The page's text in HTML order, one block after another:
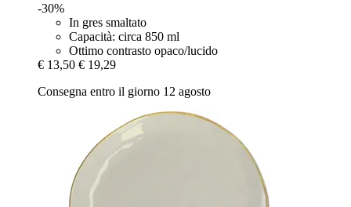
-30%
In gres smaltato
Capacità: circa 850 ml
Ottimo contrasto opaco/lucido
€ 13,50 € 19,29
Consegna entro il giorno 12 agosto